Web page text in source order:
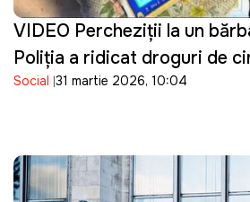
VIDEO Percheziţii la un
Poliţia a ridicat droguri de
lei
Social 31 martie 2026, 10:04